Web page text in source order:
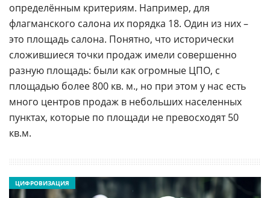
определённым критериям. Например, для
флагманского салона их порядка 18. Один из них –
это площадь салона. Понятно, что исторически
сложившиеся точки продаж имели совершенно
разную площадь: были как огромные ЦПО, с
площадью более 800 кв. м., но при этом у нас есть
много центров продаж в небольших населенных
пунктах, которые по площади не превосходят 50
кв.м.
ЦИФРОВИЗАЦИЯ